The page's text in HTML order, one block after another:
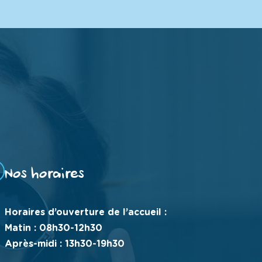
Nos horaires
Horaires d’ouverture de l’accueil :
Matin : 08h30-12h30
Après-midi : 13h30-19h30